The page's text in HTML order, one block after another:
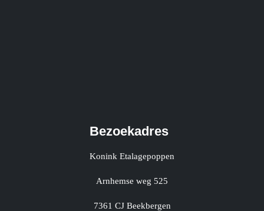
Bezoekadres
Konink Etalagepoppen
Arnhemse weg 525
7361 CJ Beekbergen